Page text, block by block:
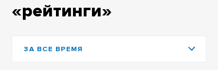
«рейтинги»
ЗА ВСЕ ВРЕМЯ